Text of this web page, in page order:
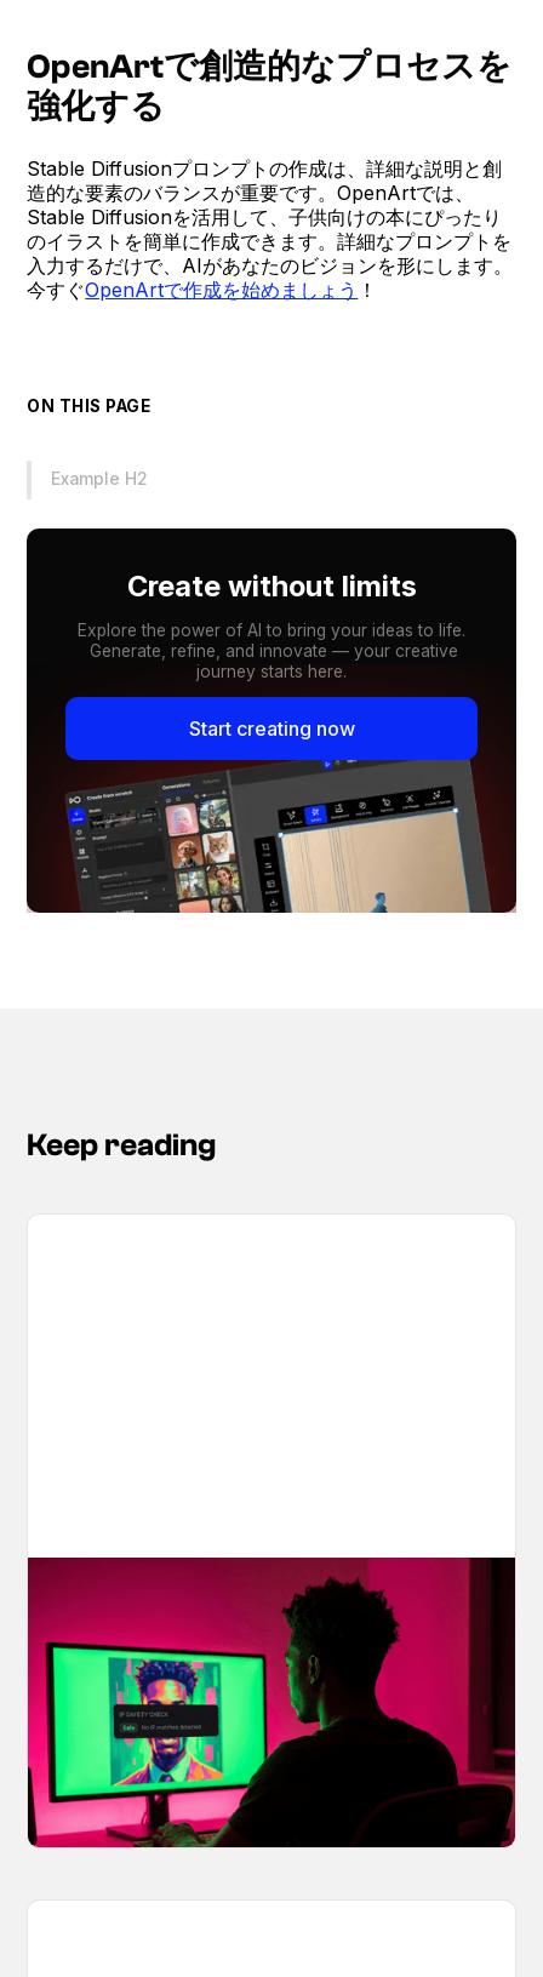
OpenArtで創造的なプロセスを
強化する
Stable Diffusionプロンプトの作成は、詳細な説明と創
造的な要素のバランスが重要です。OpenArtでは、
Stable Diffusionを活用して、子供向けの本にぴったり
のイラストを簡単に作成できます。詳細なプロンプトを
入力するだけで、AIがあなたのビジョンを形にします。
今すぐOpenArtで作成を始めましょう ！
ON THIS PAGE
Example H2
Create without limits
Explore the power of AI to bring your ideas to life.
Generate, refine, and innovate — your creative
journey starts here.
Start creating now
Keep reading
Your AI Creations, Protected: How
OpenArt's IP Safety Check Keeps
Creators Safe
You made something you love, but is it safe to
share? OpenArt's IP Safety Check, powered
by CopySight, lets you scan your creations for
potential IP issues before they leave your
hands.
April 2, 2026